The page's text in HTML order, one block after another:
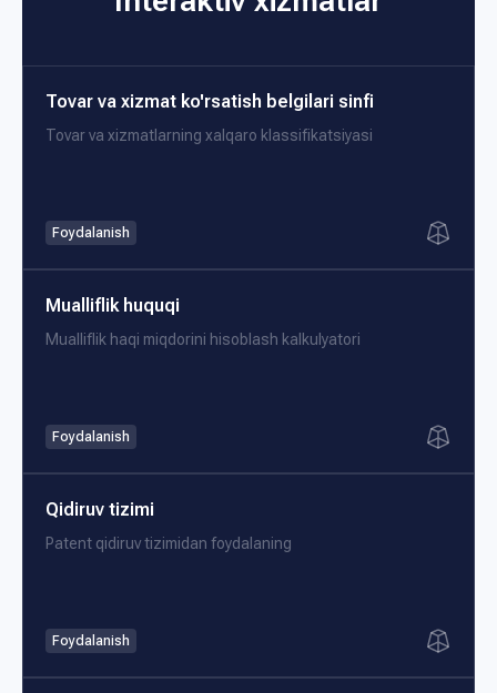
Tovar va xizmat ko'rsatish belgilari sinfi
Tovar va xizmatlarning xalqaro klassifikatsiyasi
Foydalanish
Mualliflik huquqi
Mualliflik haqi miqdorini hisoblash kalkulyatori
Foydalanish
Qidiruv tizimi
Patent qidiruv tizimidan foydalaning
Foydalanish